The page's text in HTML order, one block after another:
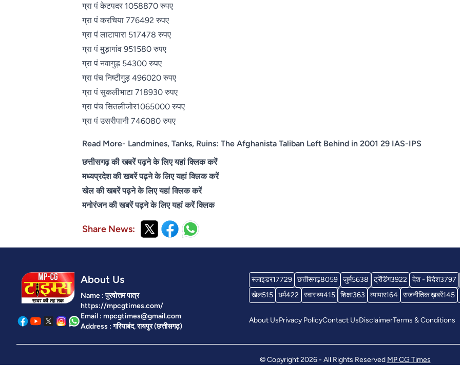
ग्रा पं केटपदर 1058870 रुपए
ग्रा पं करचिया 776492 रुपए
ग्रा पं लाटापारा 517478 रुपए
ग्रा पं मुड़ागांव 951580 रुपए
ग्रा पं नवागुड़ 54300 रुपए
ग्रा पंच निष्टीगुड़ 496020 रुपए
ग्रा पं सुकलीभाटा 718930 रुपए
ग्रा पंच सितलीजोर1065000 रुपए
ग्रा पं उसरीपानी 746080 रुपए
Read More- Landmines, Tanks, Ruins: The Afghanista Taliban Left Behind in 2001 29 IAS-IPS
छत्तीसगढ़ की खबरें पढ़ने के लिए यहां क्लिक करें
मध्यप्रदेश की खबरें पढ़ने के लिए यहां क्लिक करें
खेल की खबरें पढ़ने के लिए यहां क्लिक करें
मनोरंजन की खबरें पढ़ने के लिए यहां करें क्लिक
Share News:
About Us
Name : पुरषोत्तम पात्र
https://mpcgtimes.com/
Email : mpcgtimes@gmail.com
Address : गरियाबंद, रायपुर (छत्तीसगढ़)
स्लाइडर17729 छत्तीसगढ़8059 जुर्म5638 ट्रेंडिंग3922 देश - विदेश3797
खेल515 धर्म422 स्वास्थ्य415 शिक्षा363 व्यापार164 राजनीतिक ख़बरें145
About UsPrivacy PolicyContact UsDisclaimerTerms & Conditions
© Copyright 2026 - All Rights Reserved MP CG Times